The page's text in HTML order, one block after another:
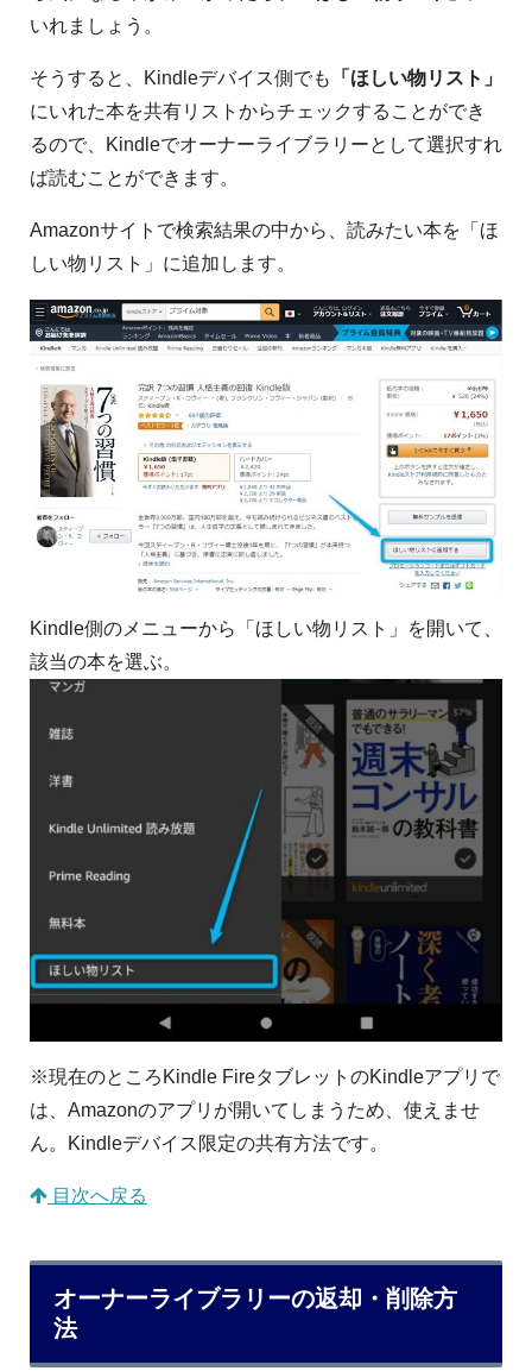
いれましょう。
そうすると、Kindleデバイス側でも
「ほしい物リスト」
にいれた本を共有リストからチェックすることができ
るので、Kindleでオーナーライブラリーとして選択すれ
ば読むことができます。
Amazonサイトで検索結果の中から、読みたい本を「ほ
しい物リスト」に追加します。
Kindle側のメニューから「ほしい物リスト」を開いて、
該当の本を選ぶ。
※現在のところKindle FireタブレットのKindleアプリで
は、Amazonのアプリが開いてしまうため、使えませ
ん。Kindleデバイス限定の共有方法です。
目次へ戻る
オーナーライブラリーの返却・削除方
法